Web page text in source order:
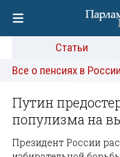
Статьи
Все о пенсиях в России
Путин
популизма на
Президент России